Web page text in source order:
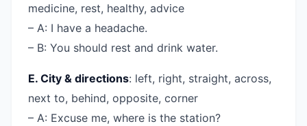
medicine, rest, healthy, advice
– A: I have a headache.
– B: You should rest and drink water.
E. City & directions: left, right, straight, across,
next to, behind, opposite, corner
– A: Excuse me, where is the station?